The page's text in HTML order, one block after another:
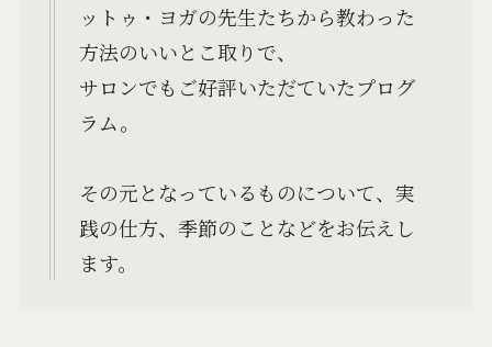
ットゥ・ヨガの先生たちから教わった
方法のいいとこ取りで、
サロンでもご好評いただていたプログ
ラム。
その元となっているものについて、実
践の仕方、季節のことなどをお伝えし
ます。